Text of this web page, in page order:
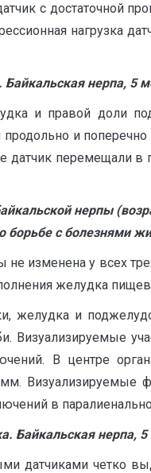
с достаточной
нагрузка
нерпа, 5
и правой доли
и
датчик перемещали
нерпы
борьбе с болезнями
изменена у всех
желудка
желудка и
В центре
Визуализируемые
в
Байкальская нерпа,
датчиками четко